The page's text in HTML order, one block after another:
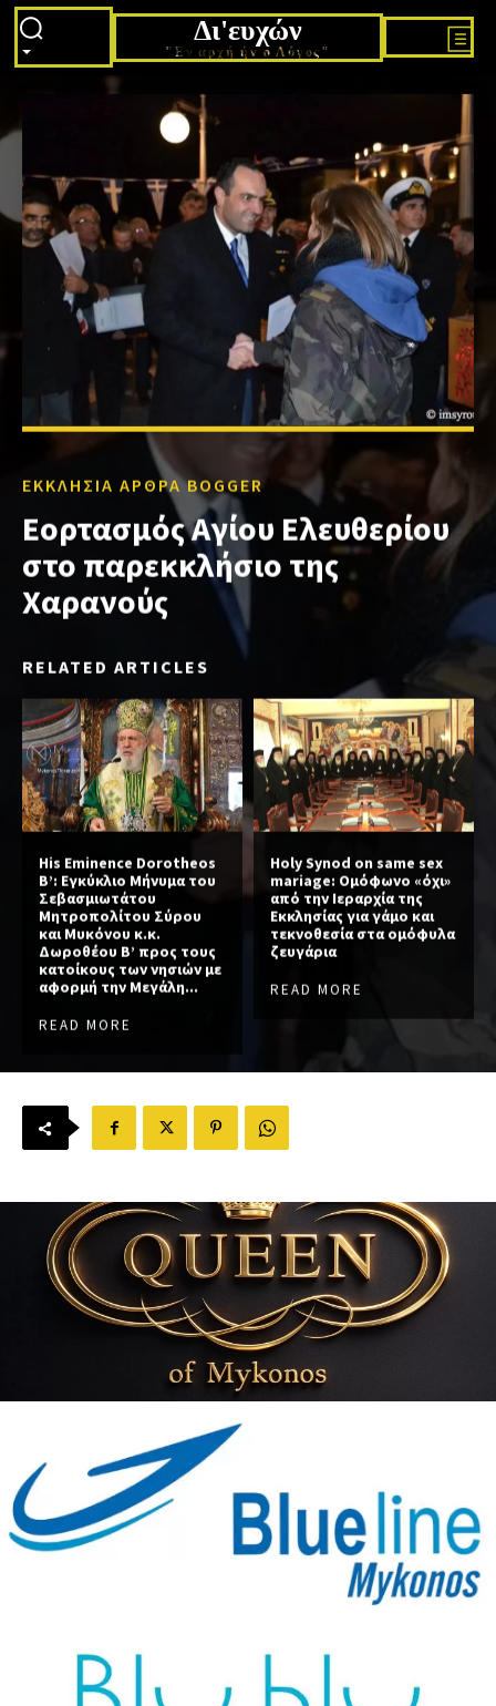
Δι'ευχών
"Εν αρχή ήν ο Λόγος"
ΕΚΚΛΗΣΙΑ ΑΡΘΡΑ BOGGER
Εορτασμός Αγίου Ελευθερίου
στο παρεκκλήσιο της
Χαρανούς
RELATED ARTICLES
His Eminence Dorotheos
B’: Εγκύκλιο Μήνυμα του
Σεβασμιωτάτου
Μητροπολίτου Σύρου
και Μυκόνου κ.κ.
Δωροθέου Β’ προς τους
κατοίκους των νησιών με
αφορμή την Μεγάλη...
READ MORE
Holy Synod on same sex
mariage: Ομόφωνο «όχι»
από την Ιεραρχία της
Εκκλησίας για γάμο και
τεκνοθεσία στα ομόφυλα
ζευγάρια
READ MORE